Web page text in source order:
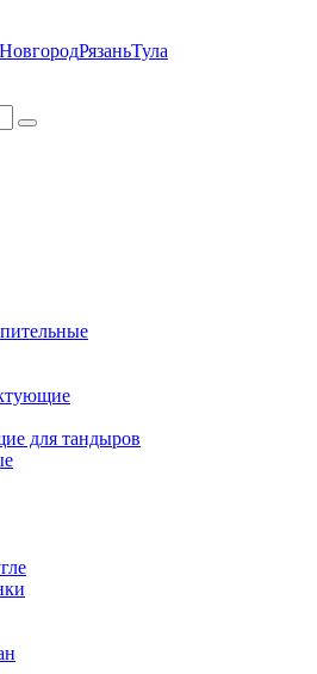
РязаньТула
для тандыров